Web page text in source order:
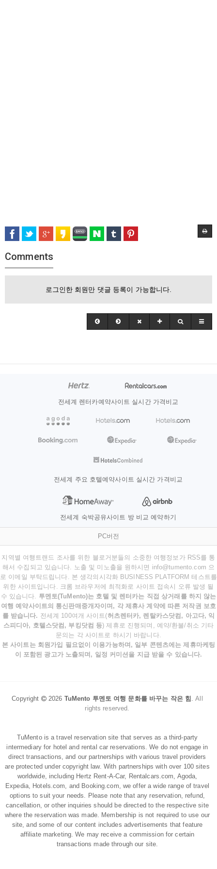
Comments
로그인한 회원만 댓글 등록이 가능합니다.
전세계 렌터카예약사이트 실시간 가격비교
전세계 주요 호텔예약사이트 실시간 가격비교
전세계 숙박공유사이트 방 비교 예약하기
PC버전
지역별 여행트랜드 조사를 위한 블로거분들의 소중한 여행정보가 RSS를 통
해서 수집되고 있습니다. 노출 및 미노출을 원하시면 info@tumento.com 으
로 이메일 부탁드립니다. 본 생각의시각화 BUSINESS PLATFORM 테스트를
위한 사이트입니다. 크롬 브라우저에 최적화로 사이트 접속시 오류 발생 될
수 있습니다. 투멘토(TuMento)는 호텔 및 렌터카는 직접 상거래를 하지 않는
여행 예약사이트의 통신판매중개자이며, 각 제휴사 계약에 따른 저작권 보호
를 받습니다. 전세계 100여개 사이트(허츠렌터카, 렌탈카스닷컴, 아고다, 익
스피디아, 호텔스닷컴, 부킹닷컴 등) 제휴로 진행되며, 예약/환불/취소 기타
문의는 각 사이트로 하시기 바랍니다.
본 사이트는 회원가입 필요없이 이용가능하며, 일부 콘텐츠에는 제휴마케팅
이 포함된 광고가 노출되며, 일정 커미션을 지급 받을 수 있습니다.
Copyright 2026 TuMento 투멘토 여행 문화를 바꾸는 작은 힘 .All
rights reserved.
TuMento is a travel reservation site that serves as a third-party
intermediary for hotel and rental car reservations. We do not engage in
direct transactions, and our partnerships with various travel providers
are protected under copyright law. With partnerships with over 100 sites
worldwide, including Hertz Rent-A-Car, Rentalcars.com, Agoda,
Expedia, Hotels.com, and Booking.com, we offer a wide range of travel
options to suit your needs. Please note that any reservation, refund,
cancellation, or other inquiries should be directed to the respective site
where the reservation was made. Membership is not required to use our
site, and some of our content includes advertisements that feature
affiliate marketing. We may receive a commission for certain
transactions made through our site.